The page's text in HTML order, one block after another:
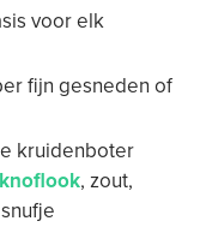
voor elk
fijn gesneden of
kruidenboter
knoflook, zout,